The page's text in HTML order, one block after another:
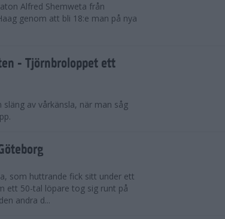
Alfred Shemweta från
genom att bli 18:e man på nya
- Tjörnbroloppet ett
av vårkänsla, när man såg
som huttrande fick sitt under ett
ett 50-tal löpare tog sig runt på
andra d...